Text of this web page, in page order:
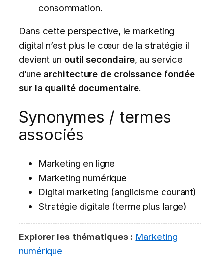
consommation.
Dans cette perspective, le marketing
digital n’est plus le cœur de la stratégie il
devient un outil secondaire, au service
d’une architecture de croissance fondée
sur la qualité documentaire.
Synonymes / termes
associés
Marketing en ligne
Marketing numérique
Digital marketing (anglicisme courant)
Stratégie digitale (terme plus large)
Explorer les thématiques : Marketing
numérique